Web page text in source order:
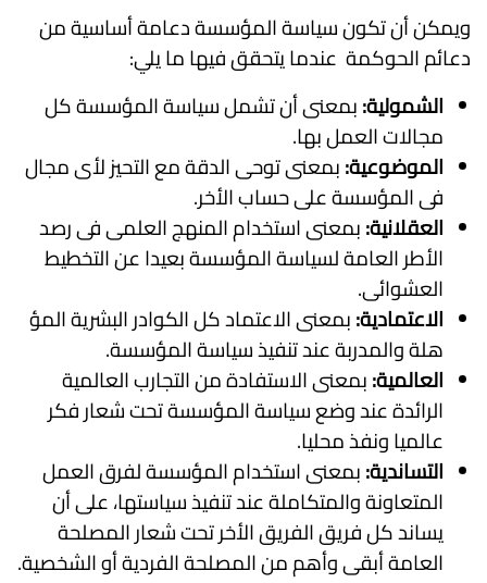
ويمكن أن تكون سياسة المؤسسة دعامة أساسية من
دعائم الحوكمة عندما يتحقق فيها ما يلي:
الشمولية:بمعنى أن تشمل سياسة المؤسسة كل
مجالات العمل بها.
الموضوعية:بمعنى توحى الدقة مع التحيز لأى مجال
فى المؤسسة على حساب الأخر.
العقلانية:بمعنى استخدام المنهج العلمى فى رصد
الأطر العامة لسياسة المؤسسة بعيدا عن التخطيط
العشوائى.
الاعتمادية:بمعنى الاعتماد كل الكوادر البشرية المؤ
هلة والمدربة عند تنفيذ سياسة المؤسسة.
العالمية:بمعنى الاستفادة من التجارب العالمية
الرائدة عند وضع سياسة المؤسسة تحت شعار فكر
عالميا ونفذ محليا.
التساندية:بمعنى استخدام المؤسسة لفرق العمل
المتعاونة والمتكاملة عند تنفيذ سياستها، على أن
يساند كل فريق الفريق الأخر تحت شعار المصلحة
العامة أبقى وأهم من المصلحة الفردية أو الشخصية.